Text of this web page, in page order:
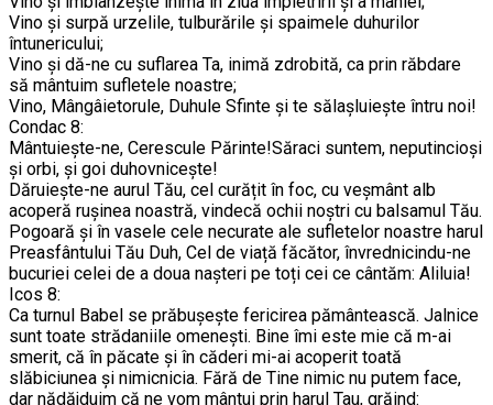
Vino și surpă urzelile, tulburările și spaimele duhurilor
întunericului;
Vino și dă-ne cu suflarea Ta, inimă zdrobită, ca prin răbdare
să mântuim sufletele noastre;
Vino, Mângâietorule, Duhule Sfinte și te sălașluiește întru noi!
Condac 8:
Mântuiește-ne, Cerescule Părinte!Săraci suntem, neputincioși
și orbi, și goi duhovnicește!
Dăruiește-ne aurul Tău, cel curățit în foc, cu veșmânt alb
acoperă rușinea noastră, vindecă ochii noștri cu balsamul Tău.
Pogoară și în vasele cele necurate ale sufletelor noastre harul
Preasfântului Tău Duh, Cel de viață făcător, învrednicindu-ne
bucuriei celei de a doua nașteri pe toți cei ce cântăm: Aliluia!
Icos 8:
Ca turnul Babel se prăbușește fericirea pământească. Jalnice
sunt toate strădaniile omenești. Bine îmi este mie că m-ai
smerit, că în păcate și în căderi mi-ai acoperit toată
slăbiciunea și nimicnicia. Fără de Tine nimic nu putem face,
dar nădăjduim că ne vom mântui prin harul Tau, grăind: